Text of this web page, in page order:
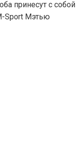
принесут с собой
Sport Мэтью